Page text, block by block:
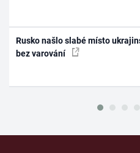
Rusko našlo slabé místo
bez varování